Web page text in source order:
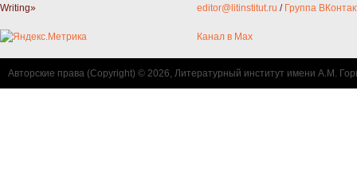
Writing»
editor@litinstitut.ru / Группа
Канал в Max
Авторские права (Copyright) © 2026, Литературный институт имени А.М.